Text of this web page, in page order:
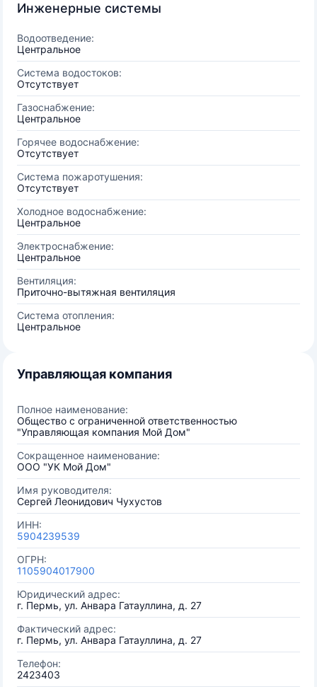
Инженерные системы
Водоотведение:
Центральное
Система водостоков:
Отсутствует
Газоснабжение:
Центральное
Горячее водоснабжение:
Отсутствует
Система пожаротушения:
Отсутствует
Холодное водоснабжение:
Центральное
Электроснабжение:
Центральное
Вентиляция:
Приточно-вытяжная вентиляция
Система отопления:
Центральное
Управляющая компания
Полное наименование:
Общество с ограниченной ответственностью
"Управляющая компания Мой Дом"
Сокращенное наименование:
ООО "УК Мой Дом"
Имя руководителя:
Сергей Леонидович Чухустов
ИНН:
5904239539
ОГРН:
1105904017900
Юридический адрес:
г. Пермь, ул. Анвара Гатауллина, д. 27
Фактический адрес:
г. Пермь, ул. Анвара Гатауллина, д. 27
Телефон:
2423403